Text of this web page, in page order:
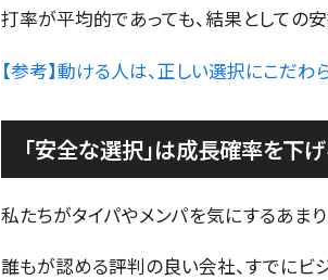
打率が平均的であっても、結果としての
【参考】動ける人は、正しい選択にこだわ
「安全な選択」は成長確率を下
私たちがタイパやメンパを気にするあまり
誰もが認める評判の良い会社、すでにビ